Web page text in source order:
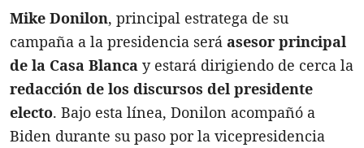
Mike Donilon, principal estratega de su
campaña a la presidencia será asesor principal
de la Casa Blanca y estará dirigiendo de cerca la
redacción de los discursos del presidente
electo. Bajo esta línea, Donilon acompañó a
Biden durante su paso por la vicepresidencia